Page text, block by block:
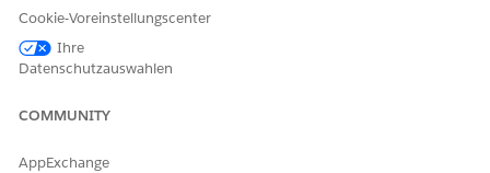
KONNTEN SIE IHR PROBLEM MITHILFE DIESES ARTIKELS
Cookie-Voreinstellungscenter
Ihre
Datenschutzauswahlen
COMMUNITY
AppExchange